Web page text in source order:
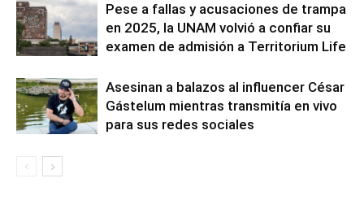
Pese a fallas y acusaciones de trampa
en 2025, la UNAM volvió a confiar su
examen de admisión a Territorium Life
Asesinan a balazos al influencer César
Gástelum mientras transmitía en vivo
para sus redes sociales